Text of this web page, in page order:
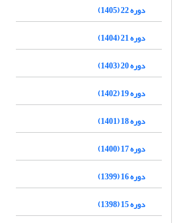
دوره 22 (1405)
دوره 21 (1404)
دوره 20 (1403)
دوره 19 (1402)
دوره 18 (1401)
دوره 17 (1400)
دوره 16 (1399)
دوره 15 (1398)